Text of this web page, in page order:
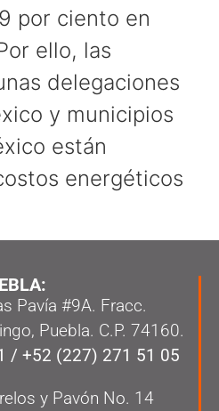
por ciento en
ello, las
delegaciones
y municipios
están
energéticos
Pavía #9A. Fracc.
Puebla. C.P. 74160.
/ +52 (227) 271 51 05
y Pavón No. 14